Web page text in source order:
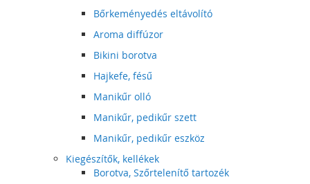
Bőrkeményedés eltávolító
Aroma diffúzor
Bikini borotva
Hajkefe, fésű
Manikűr olló
Manikűr, pedikűr szett
Manikűr, pedikűr eszköz
Kiegészítők, kellékek
Borotva, Szőrtelenítő tartozék